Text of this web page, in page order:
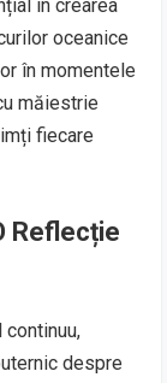
în crearea
oceanice
în momentele
măiestrie
fiecare
Reflecție
despre